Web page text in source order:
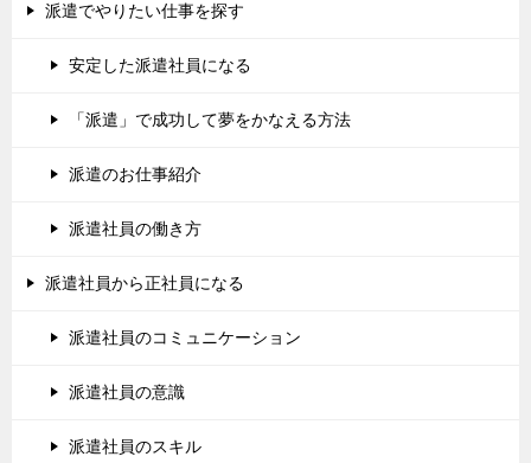
派遣でやりたい仕事を探す
安定した派遣社員になる
「派遣」で成功して夢をかなえる方法
派遣のお仕事紹介
派遣社員の働き方
派遣社員から正社員になる
派遣社員のコミュニケーション
派遣社員の意識
派遣社員のスキル